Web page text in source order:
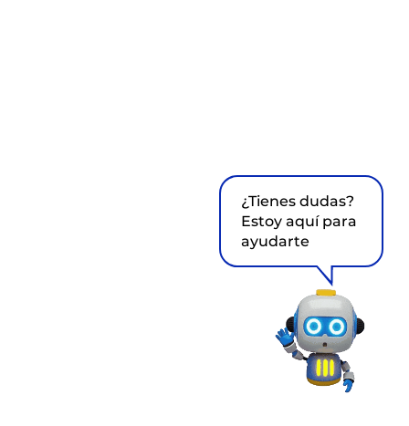
¿Tienes dudas?
Estoy aquí para
ayudarte